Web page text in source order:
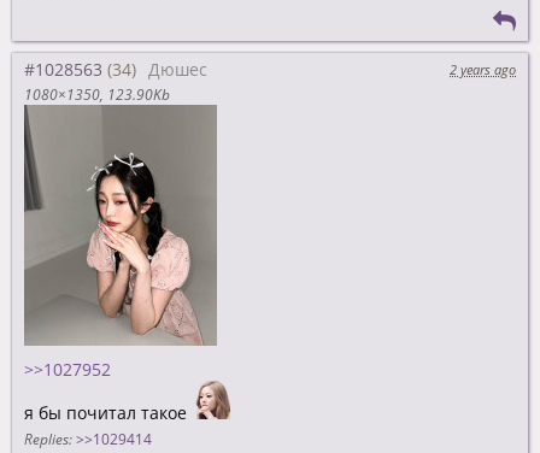
#1028563 Дюшес
2 years ago
1080×1350 123.90Kb
>>1027952
я бы почитал такое
Replies: >>1029414